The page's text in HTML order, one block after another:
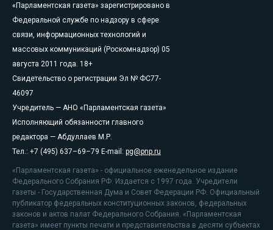
«Парламентская газета» зарегистрировано в
Федеральной службе по надзору в сфере
связи, информационных технологий и
массовых коммуникаций (Роскомнадзор) 05
августа 2011 года. 18+
Свидетельство о регистрации Эл № ФС77-
46097
Учредитель — АНО «Парламентская газета»
Исполняющий обязанности главного
редактора — Абдуллаев М.Р.
Тел.: +7 (495) 637–69–79 E-mail: pg@pnp.ru
«Парламентская газета» - официальное еженедельное издание
Федерального Собрания РФ. Издается с 1997 года. Учредители
газеты - Государственная Дума и Совет Федерации РФ. Официальный
публикатор федеральных конституционных законов, федеральных
законов и актов палат Федерального Собрания. «Парламентская
газета» имеет пункты печати и представительства в десяти субъектах